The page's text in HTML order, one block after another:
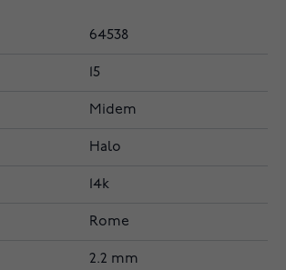
64538
15
Midem
Halo
14k
Rome
2.2 mm